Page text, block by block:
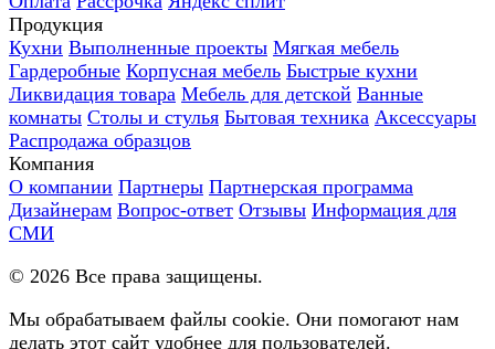
Продукция
Кухни Выполненные проекты Мягкая мебель
Гардеробные Корпусная мебель Быстрые кухни
Ликвидация товара Мебель для детской Ванные
комнаты Столы и стулья Бытовая техника Аксессуары
Распродажа образцов
Компания
О компании Партнеры Партнерская программа
Дизайнерам Вопрос-ответ Отзывы Информация для
СМИ
© 2026 Все права защищены.
Мы обрабатываем файлы cookie. Они помогают нам
делать этот сайт удобнее для пользователей.